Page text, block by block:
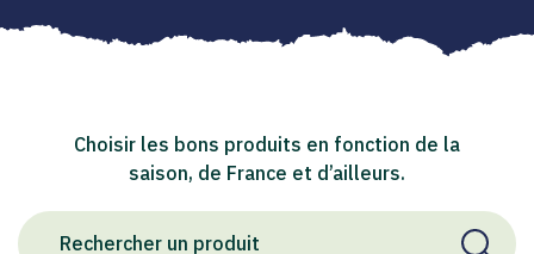
Choisir les bons produits en fonction de la
saison, de France et d’ailleurs.